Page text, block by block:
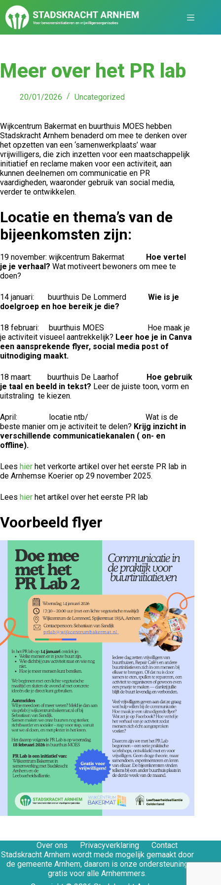
Meer over het PR lab
20/01/2026 Uncategorized
Wijkcentrum Bakermat en buurthuis MOES hebben
Stadskracht Arnhem benaderd om mee te denken over
het opzetten van een ‘samenwerkplaats’ waar
vrijwilligers, die zich inzetten voor een maatschappelijk
initiatief en reclame maken voor een activiteit, aan
kunnen deelnemen om communicatie en PR
vaardigheden, waaronder gebruik van social media,
verder te ontwikkelen.
Locatie en thema’s van de
bijeenkomsten zijn:
19 november: wijkcentrum Bakermat Hoe vertel
je je verhaal? Wat motiveert bewoners om mee te
doen?
14 januari: buurthuis De Lommerd Wie is je
doelgroep en hoe bereik je die?
18 februari: buurthuis MOES Hoe maak je
je activiteit visueel aantrekkelijk? Leer hoe je in Canva
een aansprekende flyer, social media post of
uitnodiging maakt.
18 maart: buurthuis De Laarhof Hoe gebruik
je taal en beeld in tekst? Leer de juiste toon, vorm en
uitstraling te kiezen.
April: locatie ntb/ Wat is de
beste manier om je activiteit te delen? Krijg inzicht in
verschillende communicatiekanalen ( on- en
offline).
Lees hier het verkorte artikel over het eerste PR lab in
de Arnhemse Koerier op 29 november 2025.
Lees hier het artikel over het eerste PR lab
Voorbeeld flyer
Over ons Privacyverklaring
Contact
Stadskracht Arnhem wordt mede mogelijk gemaakt door
de gemeente Arnhem, daarom is onze ondersteuning
gratis voor alle Arnhemmers.